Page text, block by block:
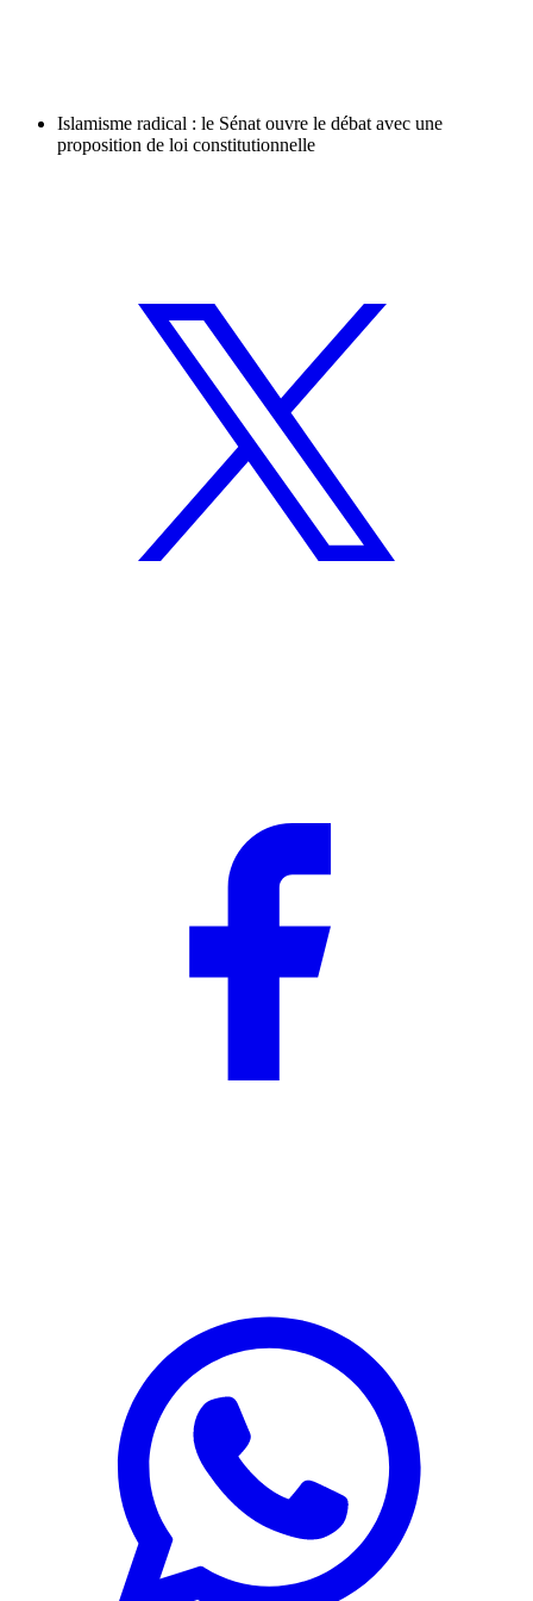
Islamisme radical : le Sénat ouvre le débat avec une
proposition de loi constitutionnelle